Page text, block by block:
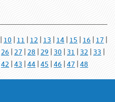
|10|11|12|13|14|15|16|17|
26|27|28|29|30|31|32|33|
42|43|44|45|46|47|48